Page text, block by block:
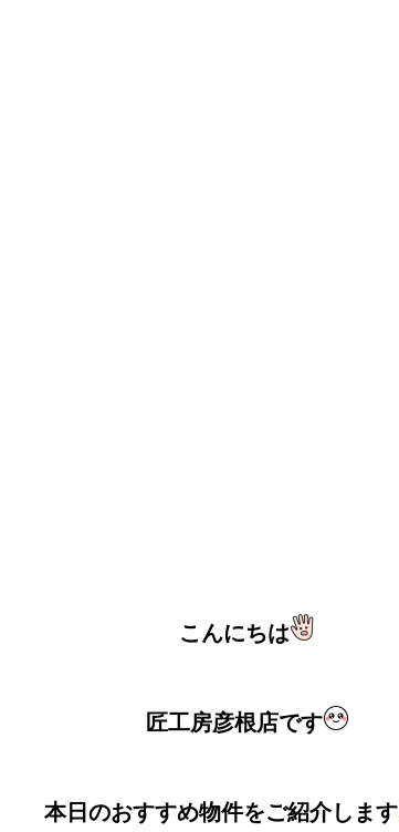
こんにちは
匠工房彦根店です
本日のおすすめ物件をご紹介します